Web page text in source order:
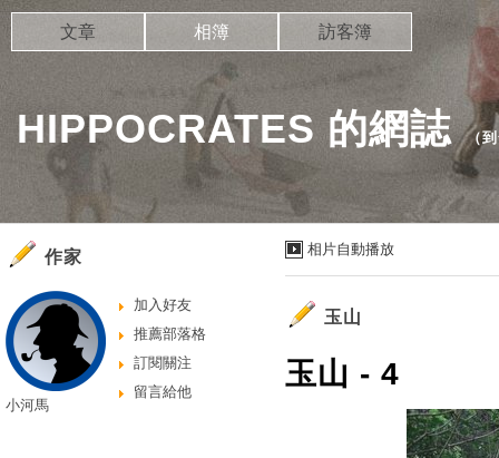
HIPPOCRATES 的網誌（
文章 相簿 訪客簿
相片自動播放
玉山
玉山 - 4
作家
加入好友
推薦部落格
訂閱關注
留言給他
小河馬